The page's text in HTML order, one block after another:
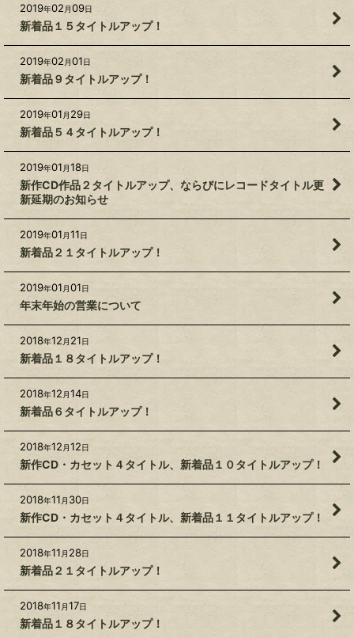
2019年02 月09日
新着品１５タイトルアップ！
2019年02 月01日
新着品９タイトルアップ！
2019年01 月 29日
新着品５４タイトルアップ！
2019年01 月18日
新作CD作品２タイトルアップ、ならびにレコードタイトル更
新延期のお知らせ
2019年01 月11日
新着品２１タイトルアップ！
2019年01 月01日
年末年始の営業について
2018年12 月 21日
新着品１８タイトルアップ！
2018年12 月14日
新着品６タイトルアップ！
2018年12 月12日
新作CD・カセット４タイトル、新着品１０タイトルアップ！
2018年11 月 30日
新作CD・カセット４タイトル、新着品１１タイトルアップ！
2018年11 月 28日
新着品２１タイトルアップ！
2018年11 月17日
新着品１８タイトルアップ！